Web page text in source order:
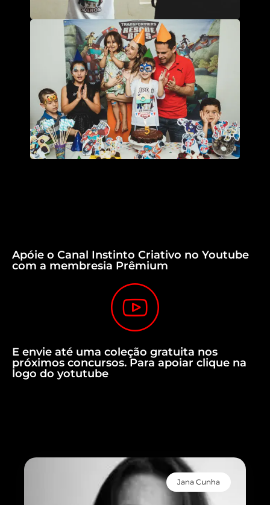
Apóie o Canal Instinto Criativo no Youtube
com a membresia Prêmium
E envie até uma coleção gratuita nos
próximos concursos. Para apoiar clique na
logo do yotutube
Jana Cunha